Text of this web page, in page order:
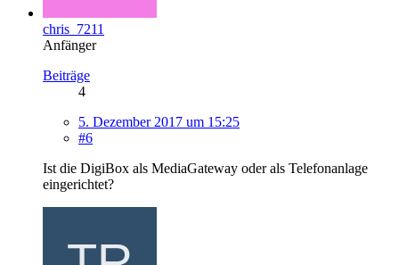
chris_7211
Anfänger
Beiträge
4
5. Dezember 2017 um 15:25
#6
Ist die DigiBox als MediaGateway oder als Telefonanlage
eingerichtet?